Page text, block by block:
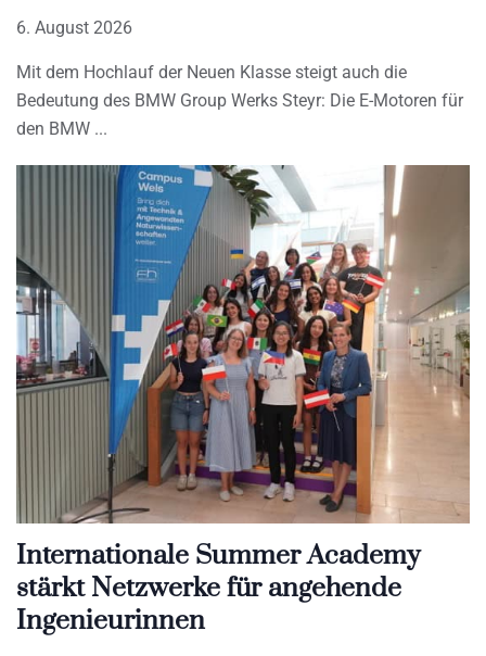
6. August 2026
Mit dem Hochlauf der Neuen Klasse steigt auch die
Bedeutung des BMW Group Werks Steyr: Die E-Motoren für
den BMW
Internationale Summer Academy
stärkt Netzwerke für angehende
Ingenieurinnen